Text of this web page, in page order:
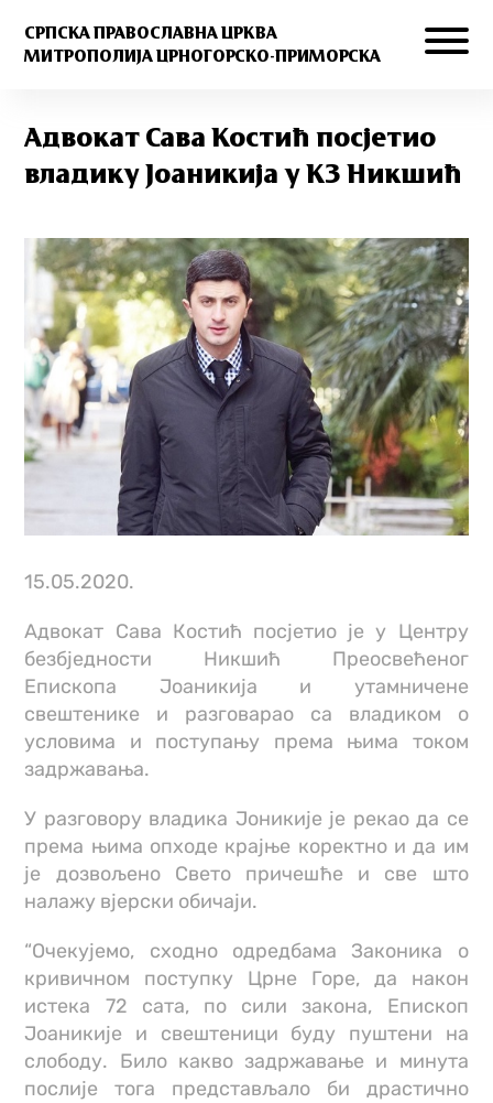
СРПСКА ПРАВОСЛАВНА ЦРКВА
МИТРОПОЛИЈА ЦРНОГОРСКО-ПРИМОРСКА
Адвокат Сава Костић посјетио
владику Јоаникија у КЗ Никшић
15.05.2020.
Адвокат Сава Костић посјетио је у Центру
безбједности Никшић Преосвећеног
Епископа Јоаникија и утамничене
свештенике и разговарао са владиком о
условима и поступању према њима током
задржавања.
У разговору владика Јоникије је рекао да се
према њима опходе крајње коректно и да им
је дозвољено Свето причешће и све што
налажу вјерски обичаји.
“Очекујемо, сходно одредбама Законика о
кривичном поступку Црне Горе, да након
истека 72 сата, по сили закона, Епископ
Јоаникије и свештеници буду пуштени на
слободу. Било какво задржавање и минута
послије тога представљало би драстично